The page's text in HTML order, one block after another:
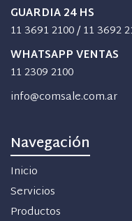
GUARDIA 24 HS
11 3691 2100/11 3692
WHATSAPP VENTAS
11 2309 2100
info@comsale.com.ar
Navegación
Inicio
Servicios
Productos